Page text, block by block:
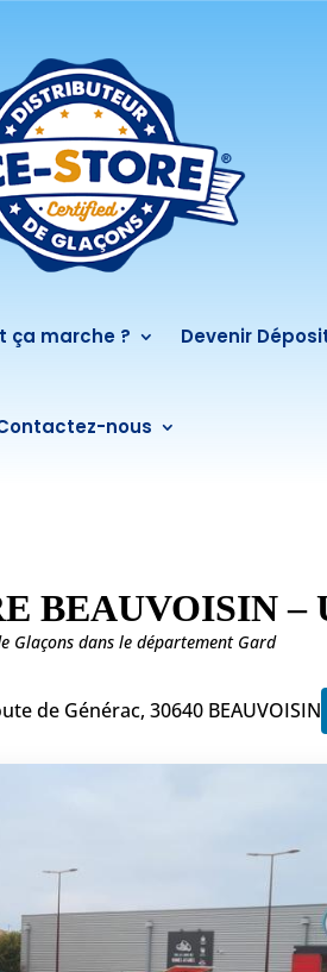
ça marche ? Devenir
nous
BEAUVOISIN –
Glaçons dans le département Gard
de Générac, 30640 BEAUVOISIN